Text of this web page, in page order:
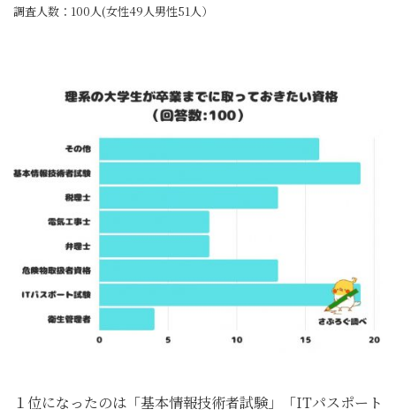
調査人数：100人(女性49人男性51人）
１位になったのは「基本情報技術者試験」「ITパスポート